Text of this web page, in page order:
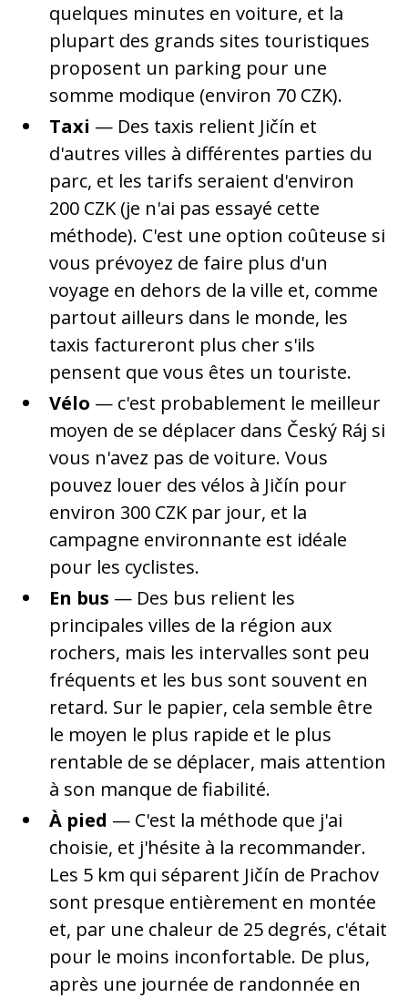
quelques minutes en voiture, et la
plupart des grands sites touristiques
proposent un parking pour une
somme modique (environ 70 CZK).
Taxi — Des taxis relient Jičín et
d'autres villes à différentes parties du
parc, et les tarifs seraient d'environ
200 CZK (je n'ai pas essayé cette
méthode). C'est une option coûteuse si
vous prévoyez de faire plus d'un
voyage en dehors de la ville et, comme
partout ailleurs dans le monde, les
taxis factureront plus cher s'ils
pensent que vous êtes un touriste.
Vélo — c'est probablement le meilleur
moyen de se déplacer dans Český Ráj si
vous n'avez pas de voiture. Vous
pouvez louer des vélos à Jičín pour
environ 300 CZK par jour, et la
campagne environnante est idéale
pour les cyclistes.
En bus — Des bus relient les
principales villes de la région aux
rochers, mais les intervalles sont peu
fréquents et les bus sont souvent en
retard. Sur le papier, cela semble être
le moyen le plus rapide et le plus
rentable de se déplacer, mais attention
à son manque de fiabilité.
À pied — C'est la méthode que j'ai
choisie, et j'hésite à la recommander.
Les 5 km qui séparent Jičín de Prachov
sont presque entièrement en montée
et, par une chaleur de 25 degrés, c'était
pour le moins inconfortable. De plus,
après une journée de randonnée en